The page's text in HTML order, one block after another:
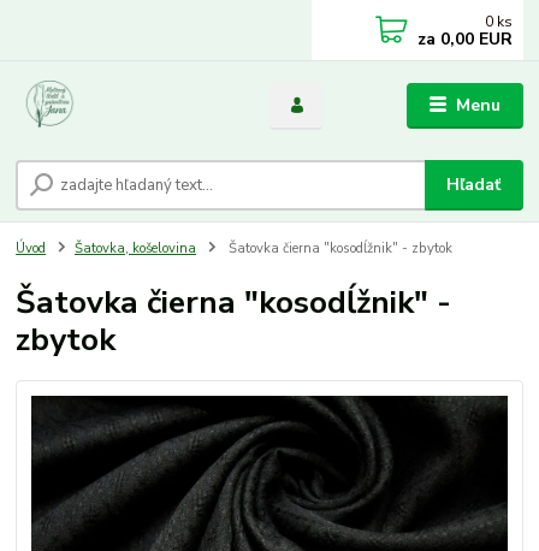
Menu
Hľadať
0 ks
za 0,00 EUR
Úvod Šatovka, košelovina Šatovka čierna "kosodĺžnik" - zbytok
Šatovka čierna "kosodĺžnik" -
zbytok